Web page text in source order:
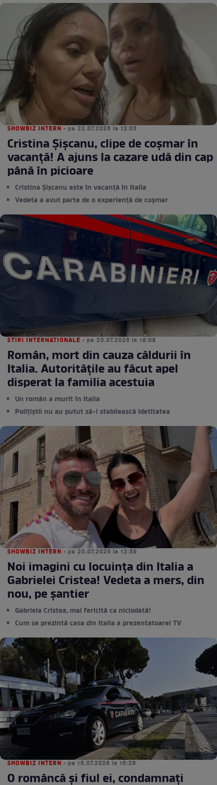
SHOWBIZ INTERN • pe 22.07.2026 la 12:03
Cristina Șișcanu, clipe de coșmar în
vacanță! A ajuns la cazare udă din cap
până în picioare
Cristina Șișcanu este în vacanță în Italia
Vedeta a avut parte de o experiență de coșmar
STIRI INTERNATIONALE • pe 20.07.2026 la 19:08
Român, mort din cauza căldurii în
Italia. Autoritățile au făcut apel
disperat la familia acestuia
Un român a murit în Italia
Polițiștii nu au putut să-i stabilească idetitatea
SHOWBIZ INTERN • pe 20.07.2026 la 12:39
Noi imagini cu locuința din Italia a
Gabrielei Cristea! Vedeta a mers, din
nou, pe șantier
Gabriela Cristea, mai fericită ca niciodată!
Cum se prezintă casa din Italia a prezentatoarei TV
SHOWBIZ INTERN • pe 16.07.2026 la 16:28
O româncă și fiul ei, condamnați